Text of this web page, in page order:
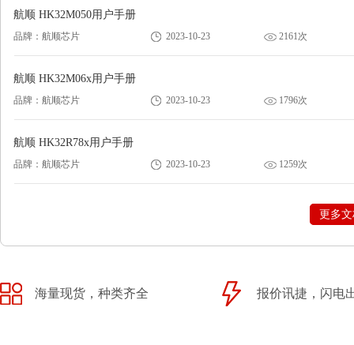
航顺 HK32M050用户手册
品牌：航顺芯片 2023-10-23 2161次
航顺 HK32M06x用户手册
品牌：航顺芯片 2023-10-23 1796次
航顺 HK32R78x用户手册
品牌：航顺芯片 2023-10-23 1259次
更多
海量现货，种类齐全 报价讯捷，闪电